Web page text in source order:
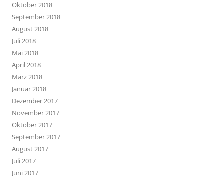
Oktober 2018
September 2018
August 2018
Juli 2018
Mai 2018
April 2018
März 2018
Januar 2018
Dezember 2017
November 2017
Oktober 2017
September 2017
August 2017
Juli 2017
Juni 2017